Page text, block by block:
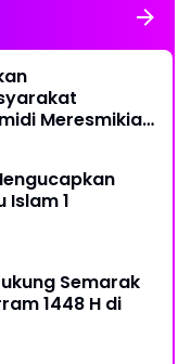
Meresmikian
Islam 1
Semarak
1448 H di